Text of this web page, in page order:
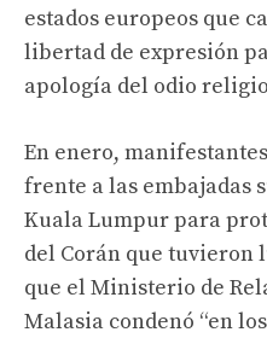
estados europeos que
libertad de expresión
apología del odio
En enero,
frente a las embajadas
Kuala Lumpur para
del Corán que tuvieron
que el Ministerio de
Malasia condenó “en